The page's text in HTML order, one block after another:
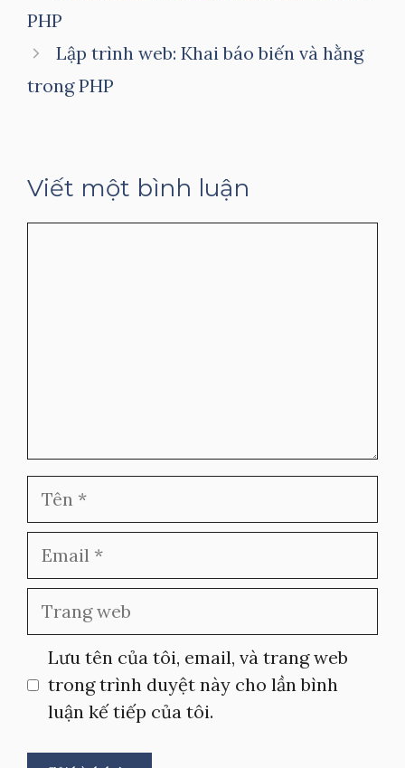
PHP
Lập trình web: Khai báo biến và hằng
trong PHP
Viết một bình luận
Tên
Email
Trang
Lưu tên của tôi, email, và trang web
trong trình duyệt này cho lần bình
luận kế tiếp của tôi.